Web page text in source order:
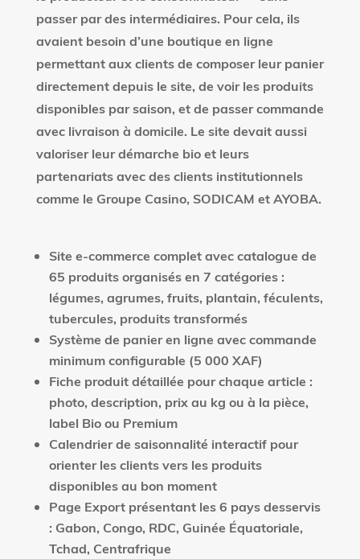
passer par des intermédiaires. Pour cela, ils
avaient besoin d’une boutique en ligne
permettant aux clients de composer leur panier
directement depuis le site, de voir les produits
disponibles par saison, et de passer commande
avec livraison à domicile. Le site devait aussi
valoriser leur démarche bio et leurs
partenariats avec des clients institutionnels
comme le Groupe Casino, SODICAM et AYOBA.
Site e-commerce complet avec catalogue de
65 produits organisés en 7 catégories :
légumes, agrumes, fruits, plantain, féculents,
tubercules, produits transformés
Système de panier en ligne avec commande
minimum configurable (5 000 XAF)
Fiche produit détaillée pour chaque article :
photo, description, prix au kg ou à la pièce,
label Bio ou Premium
Calendrier de saisonnalité interactif pour
orienter les clients vers les produits
disponibles au bon moment
Page Export présentant les 6 pays desservis
: Gabon, Congo, RDC, Guinée Équatoriale,
Tchad, Centrafrique